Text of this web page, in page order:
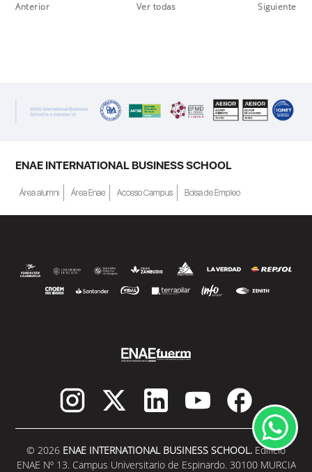
Anterior Ver todas Siguiente
ENAE INTERNATIONAL BUSINESS SCHOOL
Área alumni Área Enae Acceso Campus Bolsa de Empleo
© 2026 ENAE INTERNATIONAL BUSINESS SCHOOL. Edificio
ENAE Nº 13. Campus Universitario de Espinardo. 30100 MURCIA